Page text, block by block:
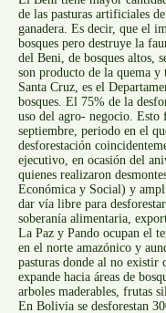
de las pasturas artificiales
ganadera. Es decir, que el
bosques pero destruye la
del Beni, de bosques altos,
son producto de la quema
Santa Cruz, es el
bosques. El 75% de la
uso del agro- negocio. Esto
septiembre, periodo en el
desforestación
ejecutivo, en ocasión del
quienes realizaron
Económica y Social) y
dar vía libre para
soberanía alimentaria,
La Paz y Pando ocupan el
en el norte amazónico y
pasturas donde al no
expande hacia áreas de
arboles maderables, frutas
En Bolivia se desforestan